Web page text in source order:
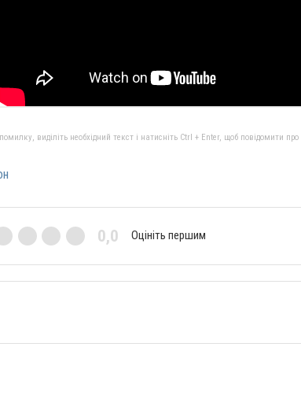
виділіть необхідний текст і натисніть Ctrl + Enter, щоб повідомити
0,0 Оцініть першим